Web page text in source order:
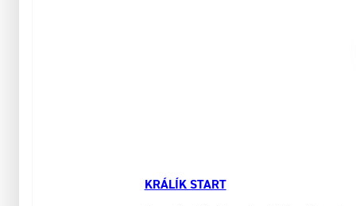
KRÁLÍK START